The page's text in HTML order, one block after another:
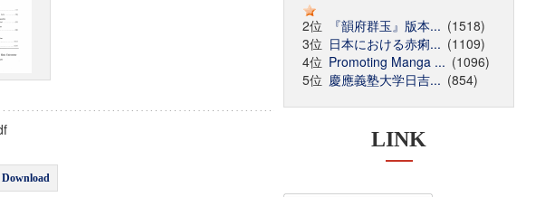
Download
2位
『韻府群玉』版本... (1518)
3位 日本における赤痢... (1109)
4位 Promoting Manga ... (1096)
5位 慶應義塾大学日吉... (854)
LINK